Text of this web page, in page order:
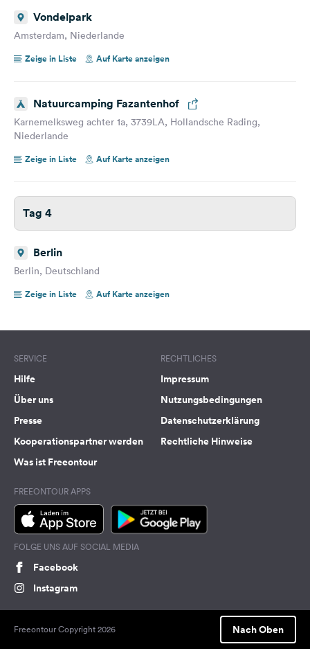
Vondelpark
Amsterdam, Niederlande
Zeige in Liste
Auf Karte anzeigen
Natuurcamping Fazantenhof
Karnemelksweg achter 1a, 3739LA, Hollandsche Rading,
Niederlande
Zeige in Liste
Auf Karte anzeigen
Tag 4
Berlin
Berlin, Deutschland
Zeige in Liste
Auf Karte anzeigen
SERVICE
Hilfe
Über uns
Presse
Kooperationspartner werden
Was ist Freeontour
RECHTLICHES
Impressum
Nutzungsbedingungen
Datenschutzerklärung
Rechtliche Hinweise
FREEONTOUR APPS
FOLGE UNS AUF SOCIAL MEDIA
Facebook
Instagram
Freeontour Copyright 2026 Nach Oben